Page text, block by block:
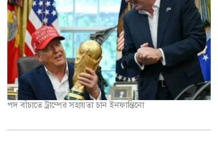
পদ বাঁচাতে ট্রাম্পের সহায়তা চান ইনফান্তিনো